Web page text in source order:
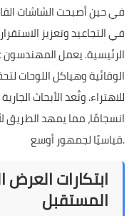
في حين أصبحت الشاشات
في التجاعيد وتعزيز
الرئيسية. يعمل
الوقائية وهياكل اللوحات
للاهتراء. وتُعد الأبحاث
انسجامًا، مما يمهد الطريق
قياسيًا لجمهور أوسع.
ابتكارات
المستقبل